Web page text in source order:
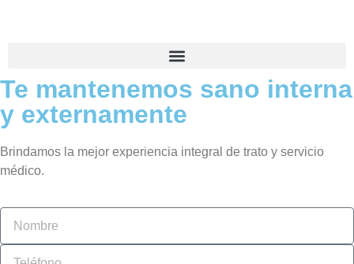
Te mantenemos sano interna
y externamente
Brindamos la mejor experiencia integral de trato y servicio
médico.